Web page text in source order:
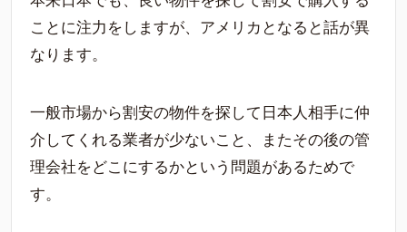
ことに注力をしますが、アメリカとなると話が異
なります。
一般市場から割安の物件を探して日本人相手に仲
介してくれる業者が少ないこと、またその後の管
理会社をどこにするかという問題があるためで
す。